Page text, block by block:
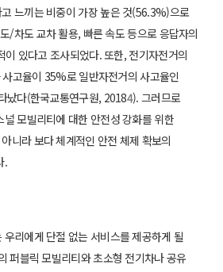
느끼는 비중이 가장 높은 것(56.3%)으로
/차도 교차 활용, 빠른 속도 등으로 응답자의
있다고 조사되었다. 또한, 전기자전거의
고율이 35%로 일반자전거의 사고율인
났다(한국교통연구원, 20184). 그러므로
모빌리티에 대한 안전성 강화를 위한
니라 보다 체계적인 안전 체제 확보의
.
리에게 단절 없는 서비스를 제공하게 될
퍼블릭 모빌리티와 초소형 전기차나 공유